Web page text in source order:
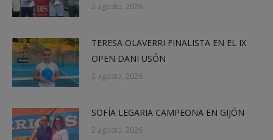
2 agosto, 2026
TERESA OLAVERRI FINALISTA EN EL IX
OPEN DANI USÓN
2 agosto, 2026
SOFÍA LEGARIA CAMPEONA EN GIJÓN
2 agosto, 2026